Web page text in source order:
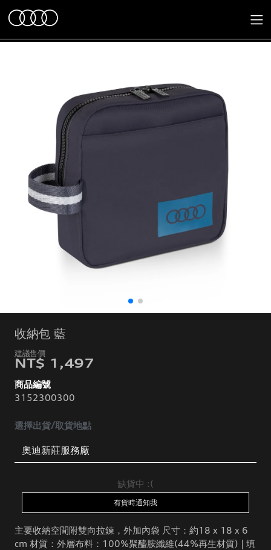
收納包 藍
NT$ 1,497
商品編號
3152300300
選擇出貨/取貨地點
缺貨中 :(
有貨時通知我
主要收納空間附雙向拉鍊，外加內袋 尺寸：約18 x 18 x 6
cm 材質：外層布料：100%聚醯胺纖維(44%再生材質) | 填